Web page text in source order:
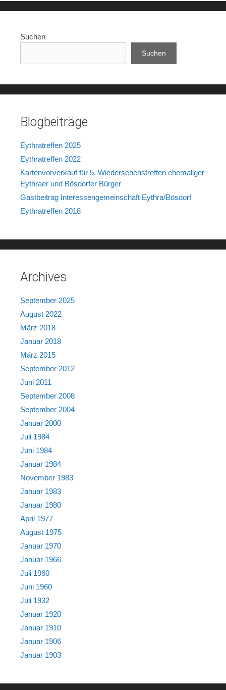
Suchen
Suchen
Blogbeiträge
Eythratreffen 2025
Eythratreffen 2022
Kartenvorverkauf für 5. Wiedersehenstreffen ehemaliger
Eythraer und Bösdorfer Bürger
Gastbeitrag Interessengemeinschaft Eythra/Bösdorf
Eythratreffen 2018
Archives
September 2025
August 2022
März 2018
Januar 2018
März 2015
September 2012
Juni 2011
September 2008
September 2004
Januar 2000
Juli 1984
Juni 1984
Januar 1984
November 1983
Januar 1983
Januar 1980
April 1977
August 1975
Januar 1970
Januar 1966
Juli 1960
Juni 1960
Juli 1932
Januar 1920
Januar 1910
Januar 1906
Januar 1903